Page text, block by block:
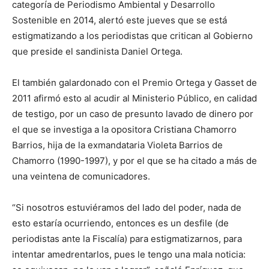
categoría de Periodismo Ambiental y Desarrollo
Sostenible en 2014, alertó este jueves que se está
estigmatizando a los periodistas que critican al Gobierno
que preside el sandinista Daniel Ortega.
El también galardonado con el Premio Ortega y Gasset de
2011 afirmó esto al acudir al Ministerio Público, en calidad
de testigo, por un caso de presunto lavado de dinero por
el que se investiga a la opositora Cristiana Chamorro
Barrios, hija de la exmandataria Violeta Barrios de
Chamorro (1990-1997), y por el que se ha citado a más de
una veintena de comunicadores.
“Si nosotros estuviéramos del lado del poder, nada de
esto estaría ocurriendo, entonces es un desfile (de
periodistas ante la Fiscalía) para estigmatizarnos, para
intentar amedrentarlos, pues le tengo una mala noticia: